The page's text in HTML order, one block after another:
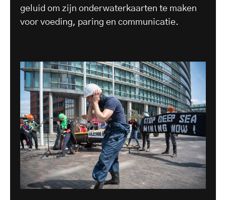
geluid om zijn onderwaterkaarten te maken
voor voeding, paring en communicatie.